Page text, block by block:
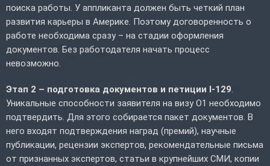
поиска работы. У аппликанта должен быть четкий план
развития карьеры в Америке. Поэтому договоренность о
работе необходима сразу – на стадии оформления
документов. Без работодателя начать процесс
невозможно.
Этап 2 – подготовка документов и петиции I-129.
Уникальные способности заявителя на визу O1 необходимо
подтвердить. Для этого собирается пакет документов. В
него входят подтверждения наград (премий), научные
публикации, рецензии экспертов, рекомендательные письма
от признанных экспертов, статьи в крупнейших СМИ, копии